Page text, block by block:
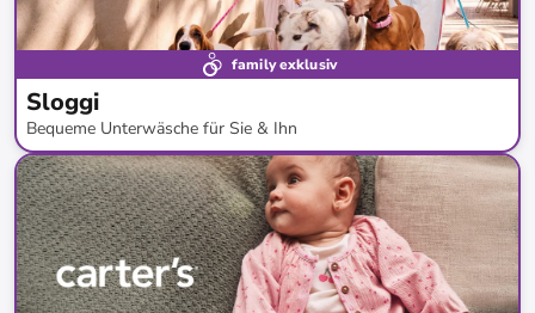
family exklusiv
Sloggi
Bequeme Unterwäsche für Sie & Ihn
bis-70%*